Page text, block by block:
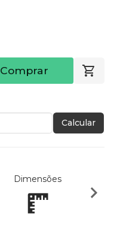
Comprar
Calcular
Dimensões